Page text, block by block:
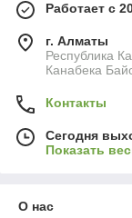
Работает с
г. Алматы
Республика
Канабека
Контакты
Сегодня
Показать
О нас